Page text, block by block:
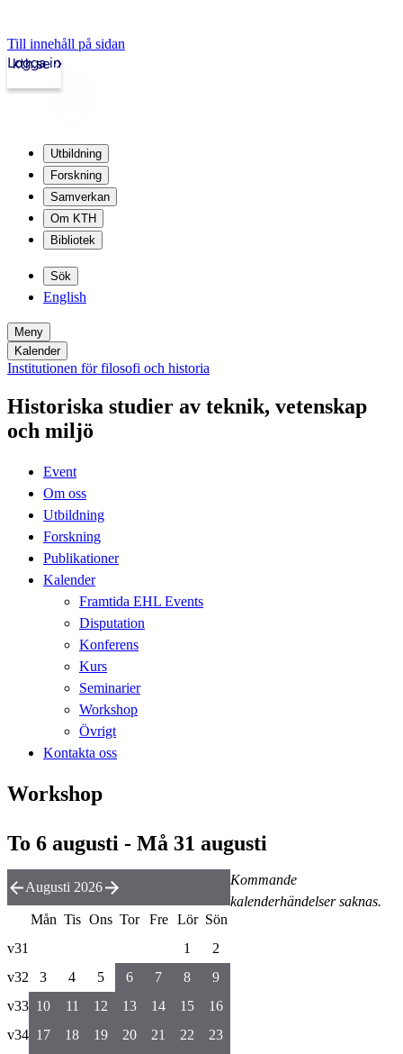
Till innehåll på sidan
kth.se
Logga in
Utbildning
Forskning
Samverkan
Om KTH
Bibliotek
Sök
English
Meny
Kalender
Institutionen för filosofi och historia
Historiska studier av teknik, vetenskap
och miljö
Event
Om oss
Utbildning
Forskning
Publikationer
Kalender
Framtida EHL Events
Disputation
Konferens
Kurs
Seminarier
Workshop
Övrigt
Kontakta oss
Workshop
To 6 augusti - Må 31 augusti
Kommande
kalenderhändelser saknas.
Augusti 2026
Mån Tis Ons Tor Fre Lör Sön
v31
1
2
v32
3 4 5 6 7 8
9
v33 10 11 12 13 14 15
16
v34 17 18 19 20 21 22
23